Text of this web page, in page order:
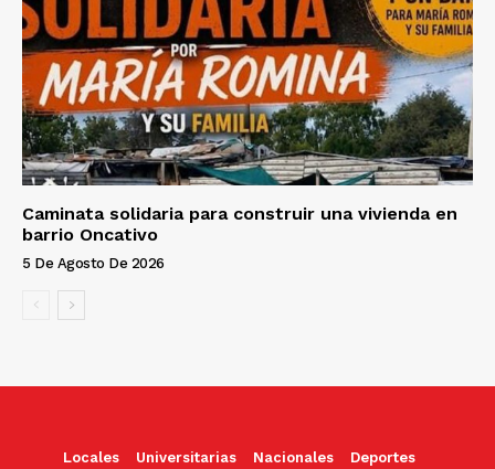
Caminata solidaria para construir una vivienda en
barrio Oncativo
5 De Agosto De 2026
Locales Universitarias Nacionales
Deportes